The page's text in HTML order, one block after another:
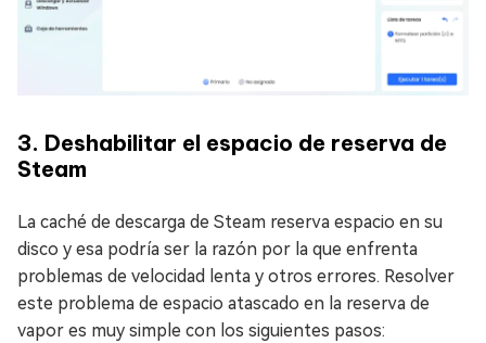
3. Deshabilitar el espacio de reserva de
Steam
La caché de descarga de Steam reserva espacio en su
disco y esa podría ser la razón por la que enfrenta
problemas de velocidad lenta y otros errores. Resolver
este problema de espacio atascado en la reserva de
vapor es muy simple con los siguientes pasos: